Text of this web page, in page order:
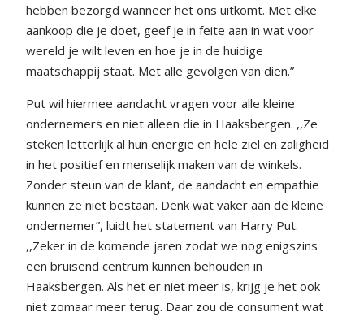
hebben bezorgd wanneer het ons uitkomt. Met elke
aankoop die je doet, geef je in feite aan in wat voor
wereld je wilt leven en hoe je in de huidige
maatschappij staat. Met alle gevolgen van dien.”
Put wil hiermee aandacht vragen voor alle kleine
ondernemers en niet alleen die in Haaksbergen. ,,Ze
steken letterlijk al hun energie en hele ziel en zaligheid
in het positief en menselijk maken van de winkels.
Zonder steun van de klant, de aandacht en empathie
kunnen ze niet bestaan. Denk wat vaker aan de kleine
ondernemer”, luidt het statement van Harry Put.
,,Zeker in de komende jaren zodat we nog enigszins
een bruisend centrum kunnen behouden in
Haaksbergen. Als het er niet meer is, krijg je het ook
niet zomaar meer terug. Daar zou de consument wat